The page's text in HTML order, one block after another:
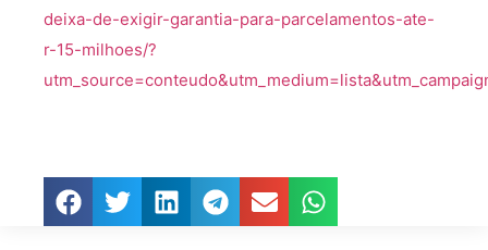
deixa-de-exigir-garantia-para-parcelamentos-ate-
r-15-milhoes/?